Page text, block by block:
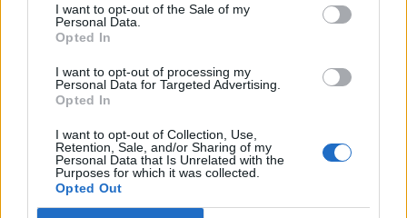
I want to opt-out of the Sale of my
Personal Data.
Opted In
I want to opt-out of processing my
Personal Data for Targeted Advertising.
Opted In
I want to opt-out of Collection, Use,
Retention, Sale, and/or Sharing of my
Personal Data that Is Unrelated with the
Purposes for which it was collected.
Opted Out
pianificate celebrazioni per il termine
dell’anno scolastico. Tuttavia, la notizia si è
diffusa rapidamente all’interno della scuola
e, in breve tempo, anche al di fuori di essa.
Chi era presente ha condiviso l’episodio sui
social generando a sua volta un crescente
malcontento. Con una serie di messaggi di